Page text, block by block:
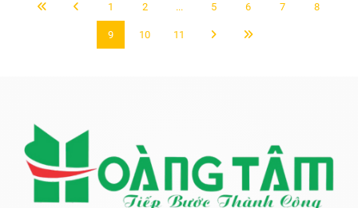
1 2 ... 5 6 7 8
9 10 11